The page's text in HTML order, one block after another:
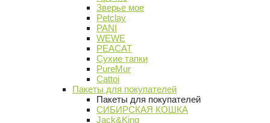
Зверье мое
Petclay
PANI
WEWE
PEACAT
Сухие тапки
PureMur
Cattoi
Пакеты для покупателей
Пакеты для покупателей
СИБИРСКАЯ КОШКА
Jack&King